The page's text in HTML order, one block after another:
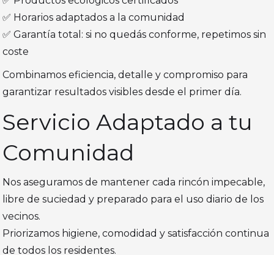
✅ Horarios adaptados a la comunidad
✅ Garantía total: si no quedás conforme, repetimos sin
coste
Combinamos eficiencia, detalle y compromiso para
garantizar resultados visibles desde el primer día.
Servicio Adaptado a tu
Comunidad
Nos aseguramos de mantener cada rincón impecable,
libre de suciedad y preparado para el uso diario de los
vecinos.
Priorizamos higiene, comodidad y satisfacción continua
de todos los residentes.